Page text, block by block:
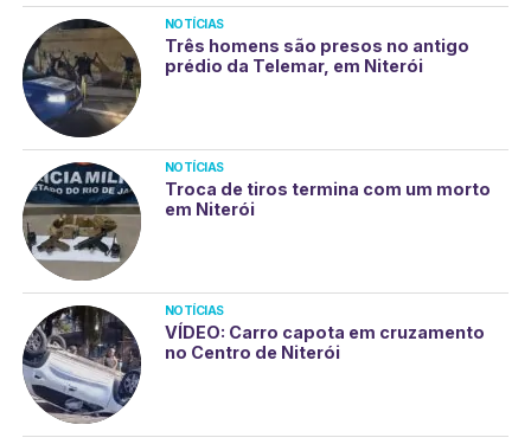
NOTÍCIAS
Três homens são presos no antigo
prédio da Telemar, em Niterói
NOTÍCIAS
Troca de tiros termina com um morto
em Niterói
NOTÍCIAS
VÍDEO: Carro capota em cruzamento
no Centro de Niterói